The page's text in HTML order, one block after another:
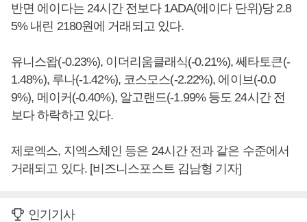
반면 에이다는 24시간 전보다 1ADA(에이다 단위)당 2.8
5% 내린 2180원에 거래되고 있다.
유니스왑(-0.23%), 이더리움클래식(-0.21%), 쎄타토큰(-
1.48%), 루나(-1.42%), 코스모스(-2.22%), 에이브(-0.0
9%), 메이커(-0.40%), 알고랜드(-1.99% 등도 24시간 전
보다 하락하고 있다.
제로엑스, 지엑스체인 등은 24시간 전과 같은 수준에서
거래되고 있다. [비즈니스포스트 김남형 기자]
인기기사